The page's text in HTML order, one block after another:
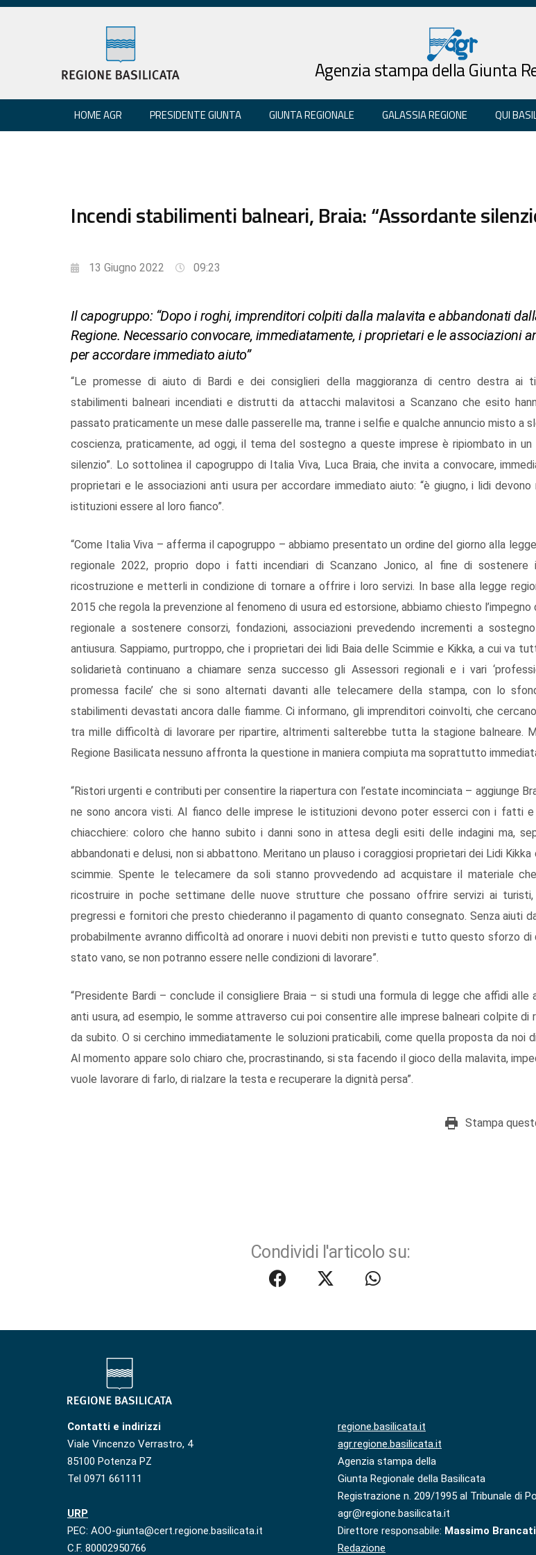
Agenzia stampa della Giunta
HOME AGR PRESIDENTE GIUNTA GIUNTA REGIONALE GALASSIA REGIONE QUI
Incendi stabilimenti balneari, Braia: “Assordante
13 Giugno 2022 09:23
Il capogruppo: “Dopo i roghi, imprenditori colpiti dalla malavita e abbandonati
Regione. Necessario convocare, immediatamente, i proprietari e le associazioni
per accordare immediato aiuto”
“Le promesse di aiuto di Bardi e dei consiglieri della maggioranza di centro destra ai
stabilimenti balneari incendiati e distrutti da attacchi malavitosi a Scanzano che esito
passato praticamente un mese dalle passerelle ma, tranne i selfie e qualche annuncio misto a
coscienza, praticamente, ad oggi, il tema del sostegno a queste imprese è ripiombato in un
silenzio”. Lo sottolinea il capogruppo di Italia Viva, Luca Braia, che invita a convocare,
proprietari e le associazioni anti usura per accordare immediato aiuto: “è giugno, i lidi devono
istituzioni essere al loro fianco”.
“Come Italia Viva – afferma il capogruppo – abbiamo presentato un ordine del giorno alla
regionale 2022, proprio dopo i fatti incendiari di Scanzano Jonico, al fine di sostenere
ricostruzione e metterli in condizione di tornare a offrire i loro servizi. In base alla legge
2015 che regola la prevenzione al fenomeno di usura ed estorsione, abbiamo chiesto l’impegno
regionale a sostenere consorzi, fondazioni, associazioni prevedendo incrementi a
antiusura. Sappiamo, purtroppo, che i proprietari dei lidi Baia delle Scimmie e Kikka, a cui va
solidarietà continuano a chiamare senza successo gli Assessori regionali e i vari
promessa facile’ che si sono alternati davanti alle telecamere della stampa, con lo
stabilimenti devastati ancora dalle fiamme. Ci informano, gli imprenditori coinvolti, che
tra mille difficoltà di lavorare per ripartire, altrimenti salterebbe tutta la stagione balneare.
Regione Basilicata nessuno affronta la questione in maniera compiuta ma soprattutto
“Ristori urgenti e contributi per consentire la riapertura con l’estate incominciata – aggiunge
ne sono ancora visti. Al fianco delle imprese le istituzioni devono poter esserci con i fatti
chiacchiere: coloro che hanno subito i danni sono in attesa degli esiti delle indagini ma,
abbandonati e delusi, non si abbattono. Meritano un plauso i coraggiosi proprietari dei Lidi Kikka
scimmie. Spente le telecamere da soli stanno provvedendo ad acquistare il materiale
ricostruire in poche settimane delle nuove strutture che possano offrire servizi ai
pregressi e fornitori che presto chiederanno il pagamento di quanto consegnato. Senza aiuti
probabilmente avranno difficoltà ad onorare i nuovi debiti non previsti e tutto questo sforzo di
stato vano, se non potranno essere nelle condizioni di lavorare”.
“Presidente Bardi – conclude il consigliere Braia – si studi una formula di legge che affidi alle
anti usura, ad esempio, le somme attraverso cui poi consentire alle imprese balneari colpite di
da subito. O si cerchino immediatamente le soluzioni praticabili, come quella proposta da noi
Al momento appare solo chiaro che, procrastinando, si sta facendo il gioco della malavita,
vuole lavorare di farlo, di rialzare la testa e recuperare la dignità persa”.
Stampa
Condividi l'articolo su:
Contatti e indirizzi
Viale Vincenzo Verrastro, 4
85100 Potenza PZ
Tel 0971 661111
URP
PEC: AOO-giunta@cert.regione.basilicata.it
C.F. 80002950766
regione.basilicata.it
agr.regione.basilicata.it
Agenzia stampa della
Giunta Regionale della Basilicata
Registrazione n. 209/1995 al Tribunale di
agr@regione.basilicata.it
Direttore responsabile: Massimo Brancati
Redazione